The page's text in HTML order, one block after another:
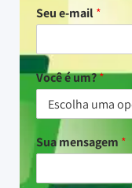
Seu e-mail*
Você é um?*
Sua mensagem *